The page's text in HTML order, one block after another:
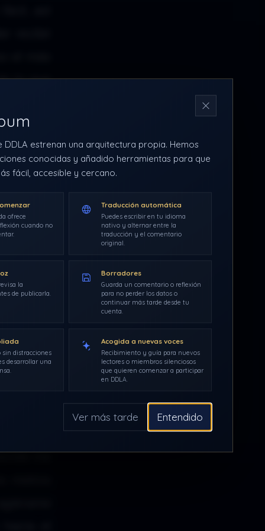
lo que
me
estrenan una arquitectura propia. Hemos
conocidas y añadido herramientas para que
fácil, accesible y cercano.
ofrece
cuando no
Traducción automática
Puedes escribir en tu idioma
nativo y alternar entre la
traducción y el comentario
original.
la
de publicarla.
Borradores
Guarda un comentario o reflexión
para no perder los datos o
continuar más tarde desde tu
cuenta.
sin distracciones
desarrollar una
Acogida a nuevas voces
Recibimiento y guía para nuevos
lectores o miembros silenciosos
que quieren comenzar a participar
en DDLA.
Ver más tarde Entendido